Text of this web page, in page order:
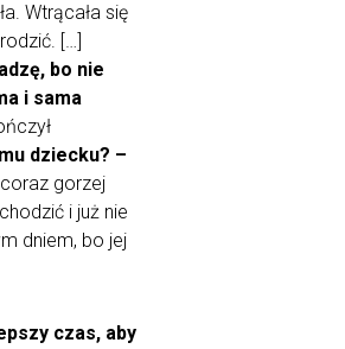
Wtrącała się
[…]
bo nie
i sama
dziecku? –
gorzej
i już nie
dniem, bo jej
czas, aby